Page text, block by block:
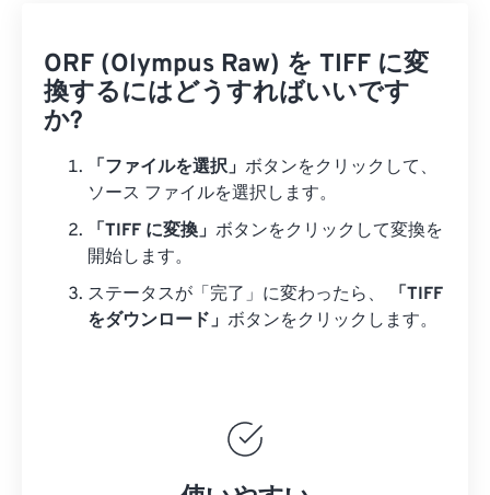
ORF (Olympus Raw) を TIFF に変
換するにはどうすればいいです
か?
「ファイルを選択」 ボタンをクリックして、
ソース ファイルを選択します。
「TIFF に変換」 ボタンをクリックして変換を
開始します。
ステータスが「完了」に変わったら、
「TIFF
をダウンロード」 ボタンをクリックします。